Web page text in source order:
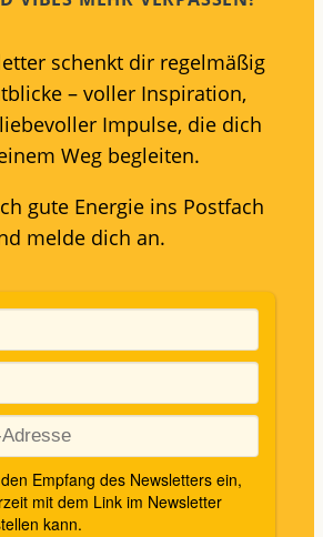
schenkt dir regelmäßig
– voller Inspiration,
Impulse, die dich
Weg begleiten.
gute Energie ins Postfach
melde dich an.